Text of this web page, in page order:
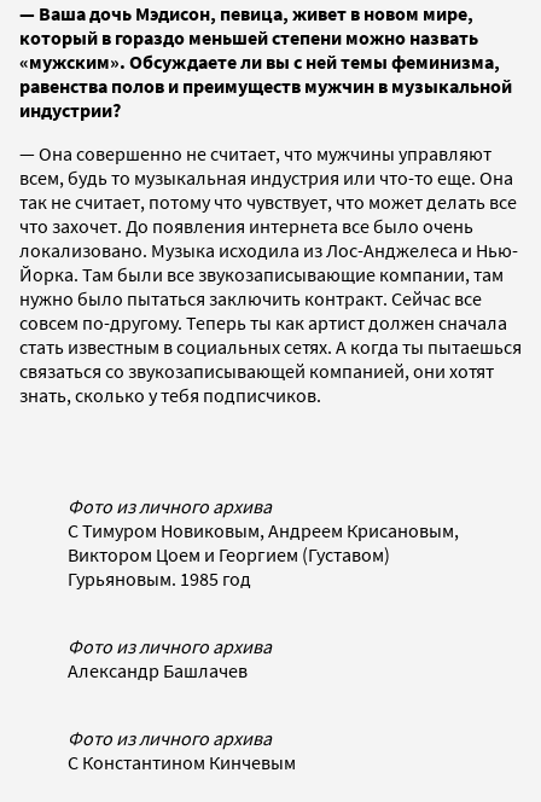
— Ваша дочь Мэдисон, певица, живет в новом мире,
который в гораздо меньшей степени можно назвать
«мужским». Обсуждаете ли вы с ней темы феминизма,
равенства полов и преимуществ мужчин в музыкальной
индустрии?
— Она совершенно не считает, что мужчины управляют
всем, будь то музыкальная индустрия или что-то еще. Она
так не считает, потому что чувствует, что может делать все
что захочет. До появления интернета все было очень
локализовано. Музыка исходила из Лос-Анджелеса и Нью-
Йорка. Там были все звукозаписывающие компании, там
нужно было пытаться заключить контракт. Сейчас все
совсем по-другому. Теперь ты как артист должен сначала
стать известным в социальных сетях. А когда ты пытаешься
связаться со звукозаписывающей компанией, они хотят
знать, сколько у тебя подписчиков.
Фото из личного архива
С Тимуром Новиковым, Андреем Крисановым,
Виктором Цоем и Георгием (Густавом)
Гурьяновым. 1985 год
Фото из личного архива
Александр Башлачев
Фото из личного архива
С Константином Кинчевым